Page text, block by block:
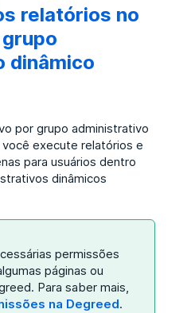
relatórios no
dinâmico
por grupo administrativo
execute relatórios e
para usuários dentro
dinâmicos
permissões
páginas ou
Para saber mais,
na Degreed.